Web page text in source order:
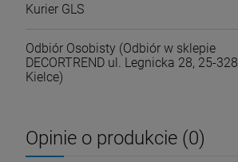
Kurier GLS
Odbiór Osobisty (Odbiór w sklepie
DECORTREND ul. Legnicka 28, 25-328
Kielce)
Opinie o produkcie (0)